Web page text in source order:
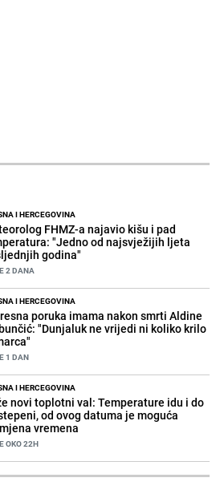
I HERCEGOVINA
FHMZ-a najavio kišu i pad
"Jedno od najsvježijih ljeta
godina"
2 DANA
I HERCEGOVINA
poruka imama nakon smrti Aldine
"Dunjaluk ne vrijedi ni koliko krilo
1 DAN
I HERCEGOVINA
novi toplotni val: Temperature idu i do
od ovog datuma je moguća
vremena
OKO 22H